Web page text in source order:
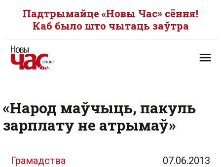
Падтрымайце «Новы Час» сёння!
Каб было што чытаць заўтра
«Народ маўчыць, пакуль
зарплату не атрымаў»
Грамадства 07.06.2013